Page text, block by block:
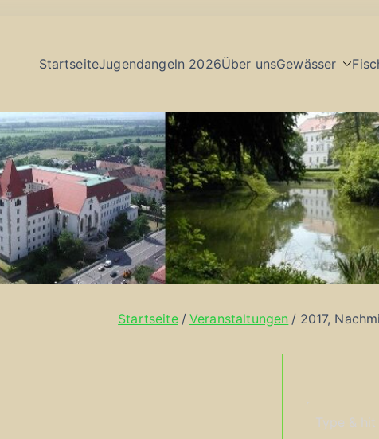
StartseiteJugendangeln 2026Über unsGewässer
Startseite Veranstaltungen 2017,